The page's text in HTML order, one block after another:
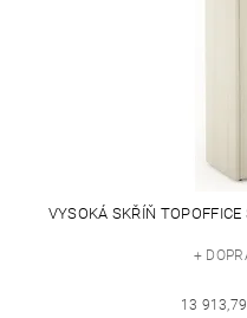
VYSOKÁ SKŘÍŇ
+
13